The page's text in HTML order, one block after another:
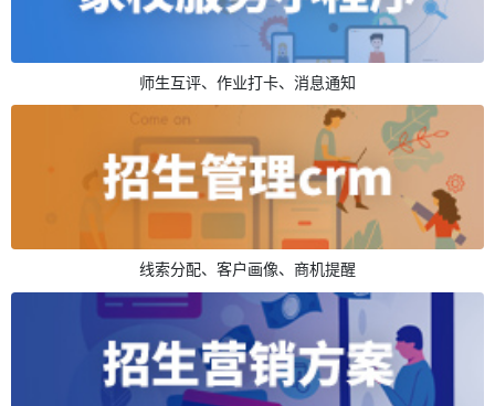
师生互评、作业打卡、消息通知
线索分配、客户画像、商机提醒